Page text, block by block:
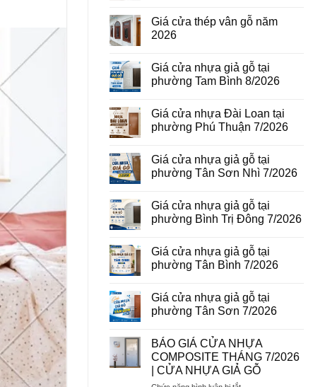
bình
luận
ở
thép
vân
gỗ
Bình
Hòa
8/2026
Giá cửa thép vân gỗ năm
2026
bình
luận
ở
thép
vân
gỗ
Giá cửa nhựa giả gỗ tại
phường Tam Bình 8/2026
bình
luận
ở
nhựa
giả
gỗ
Tam
Bình
8/2026
Giá cửa nhựa Đài Loan tại
phường Phú Thuận 7/2026
bình
luận
ở
nhựa
Đài
Loan
Phú
Thuận
7/2026
Giá cửa nhựa giả gỗ tại
phường Tân Sơn Nhì 7/2026
bình
luận
ở
nhựa
giả
gỗ
Tân
Sơn
Nhì
Giá cửa nhựa giả gỗ tại
phường Bình Trị Đông 7/2026
bình
luận
ở
nhựa
giả
gỗ
Bình
Trị
Đông
7/2026
Giá cửa nhựa giả gỗ tại
phường Tân Bình 7/2026
bình
luận
ở
nhựa
giả
gỗ
tại
Giá cửa nhựa giả gỗ tại
phường Tân Sơn 7/2026
bình
luận
ở
Giá
BÁO GIÁ CỬA NHỰA
COMPOSITE THÁNG 7/2026
| CỬA NHỰA GIẢ GỖ